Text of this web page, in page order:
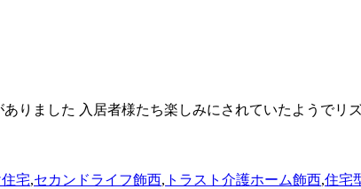
りました 入居者様たち楽しみにされていたようで
宅,セカンドライフ飾西, トラスト介護ホーム飾西,住宅